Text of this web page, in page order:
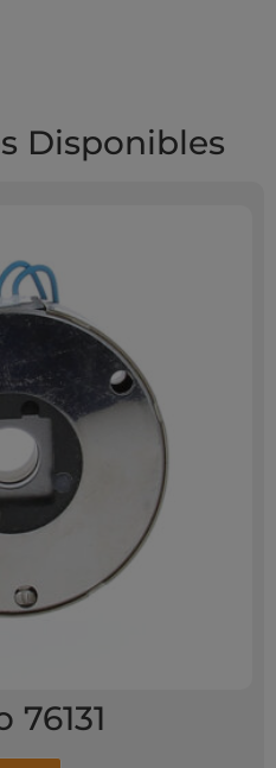
Disponibles
76131